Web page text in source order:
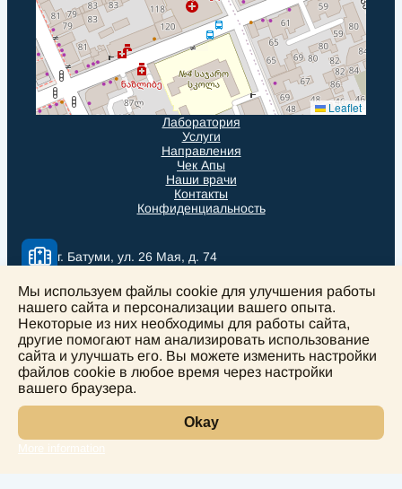
Leaflet
Лаборатория
Услуги
Направления
Чек Апы
Наши врачи
Контакты
Конфиденциальность
г. Батуми, ул. 26 Мая, д. 74
solomedinfo@gmail.com
+995555774400
Мы используем файлы cookie для улучшения работы
нашего сайта и персонализации вашего опыта.
Некоторые из них необходимы для работы сайта,
другие помогают нам анализировать использование
сайта и улучшать его. Вы можете изменить настройки
файлов cookie в любое время через настройки
вашего браузера.
Okay
More information